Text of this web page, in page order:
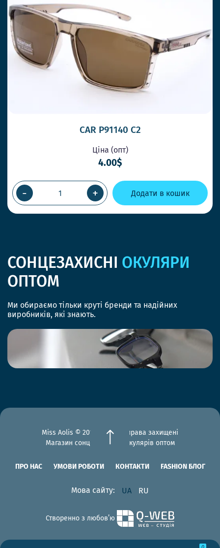
CAR P91140 C2
Ціна (опт)
4.00$
- + Додати в кошик
СОНЦЕЗАХИСНІ ОКУЛЯРИ
ОПТОМ
Ми обираємо тільки круті бренди та надійних
виробників, які знають.
Miss Aolis © 2012-2026 Всі права захищені
Магазин сонцезахисних окулярів оптом
ПРО НАС УМОВИ РОБОТИ КОНТАКТИ FASHION БЛОГ
Мова сайту: UA RU
Створенно з любов’ю